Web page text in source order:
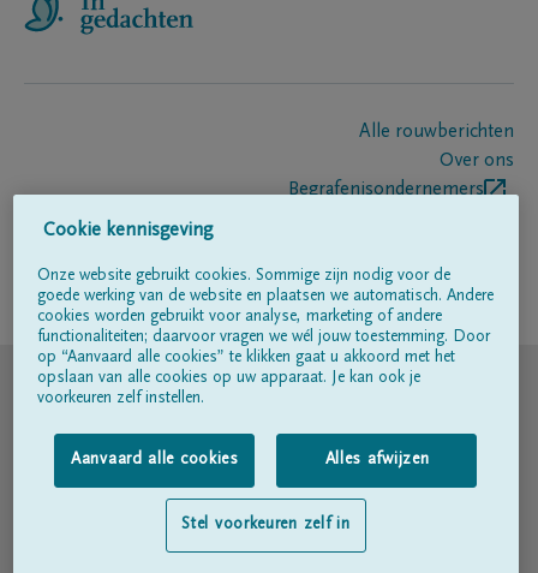
Alle rouwberichten
Over ons
Begrafenisondernemers
Volg ons op
© DELA
Gebruiksvoorwaarden
Privacyverklaring
Toegankelijkheidsverklaring
Cookie kennisgeving
Onze website gebruikt cookies. Sommige zijn nodig voor de
goede werking van de website en plaatsen we automatisch. Andere
cookies worden gebruikt voor analyse, marketing of andere
functionaliteiten; daarvoor vragen we wél jouw toestemming. Door
op “Aanvaard alle cookies” te klikken gaat u akkoord met het
opslaan van alle cookies op uw apparaat. Je kan ook je
voorkeuren zelf instellen.
Aanvaard alle cookies Alles afwijzen
Stel voorkeuren zelf in